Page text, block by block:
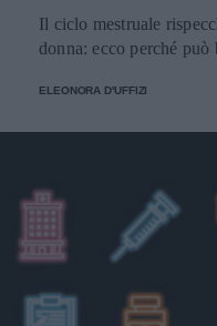
Il ciclo mestruale
donna: ecco perché
ELEONORA D'UFFIZI